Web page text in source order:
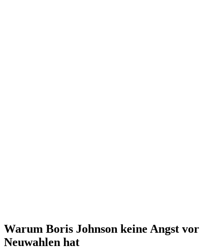
Warum Boris Johnson keine Angst vor
Neuwahlen hat